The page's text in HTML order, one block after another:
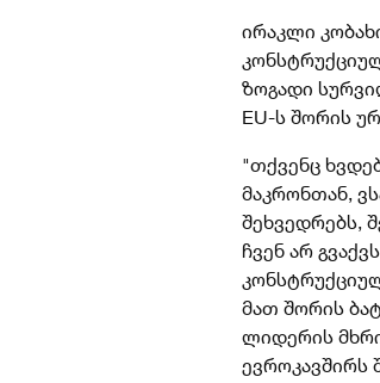
ირაკლი
ზოგადი
EU-ს შორის
"თქვენც
მაკრონთან,
შეხვედრებს,
ჩვენ არ
მათ შორის
ლიდერის
ევროკავშირს